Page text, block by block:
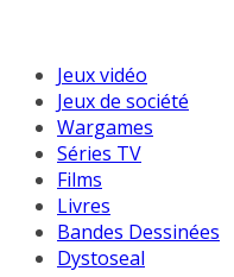
Jeux vidéo
Jeux de société
Wargames
Séries TV
Films
Livres
Bandes Dessinées
Dystoseal